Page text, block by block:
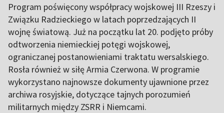
Program poświęcony współpracy wojskowej III Rzeszy i
Związku Radzieckiego w latach poprzedzających II
wojnę światową. Już na początku lat 20. podjęto próby
odtworzenia niemieckiej potęgi wojskowej,
ograniczanej postanowieniami traktatu wersalskiego.
Rosła również w siłę Armia Czerwona. W programie
wykorzystano najnowsze dokumenty ujawnione przez
archiwa rosyjskie, dotyczące tajnych porozumień
militarnych między ZSRR i Niemcami.